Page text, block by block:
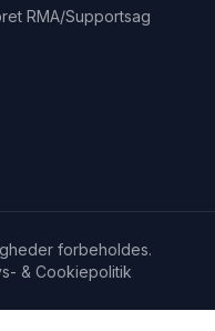
RMA/Supportsag
forbeholdes.
& Cookiepolitik